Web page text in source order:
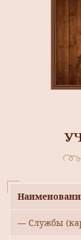
— Службы